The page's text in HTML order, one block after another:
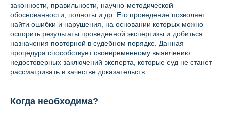
законности, правильности, научно-методической
обоснованности, полноты и др. Его проведение позволяет
найти ошибки и нарушения, на основании которых можно
оспорить результаты проведенной экспертизы и добиться
назначения повторной в судебном порядке. Данная
процедура способствует своевременному выявлению
недостоверных заключений эксперта, которые суд не станет
рассматривать в качестве доказательств.
Когда необходима?